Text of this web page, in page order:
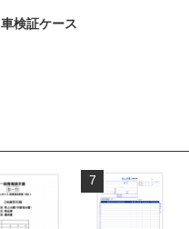
車検証ケース
7